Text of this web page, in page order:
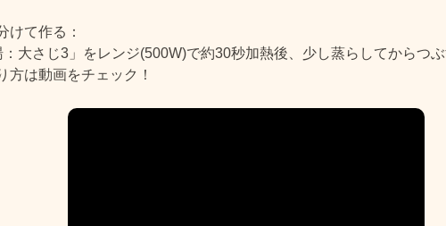
けて作る：
大さじ3」をレンジ(500W)で約30秒加熱後、少し蒸らしてからつ
は動画をチェック！